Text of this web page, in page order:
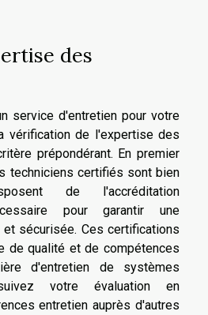
des
service d'entretien pour votre
vérification de l'expertise des
prépondérant. En premier
techniciens certifiés sont bien
de l'accréditation
pour garantir une
et sécurisée. Ces certifications
de qualité et de compétences
d'entretien de systèmes
votre évaluation en
entretien auprès d'autres